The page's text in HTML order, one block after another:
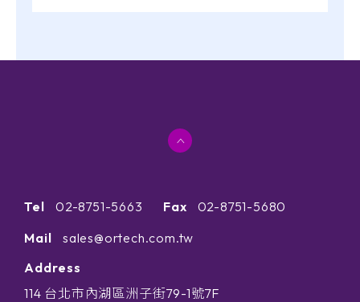
Tel 02-8751-5663 Fax
02-8751-5680
Mail
sales@ortech.com.tw
Address
114 台北市內湖區洲子街79-1號7F